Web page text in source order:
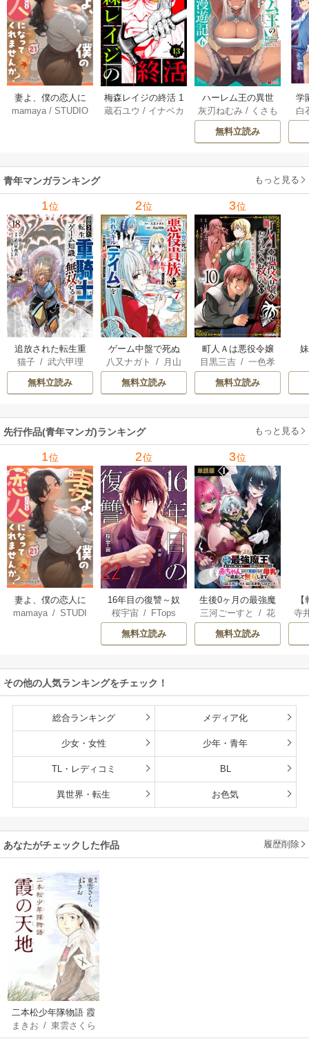
妻よ、僕の恋人に
なってくれません
mamaya/STUDIO
梅森レイジの終活 1
3巻
蔵石ユウ / イナベカ
ハーレム王の異世
界プレス漫遊記 ～
最強無双のおじさ
んはあらゆる種族
ミック） 6巻
灰刃ねむみ / くさも
ち
無料立読み
学
ア
（
白
青年マンガランキング もっと見る
1位
追放された転生重
騎士はゲーム知識
で無双する
猫子/ 武六甲理
じゃいあん
無料立読み
2位
ゲーム中盤で死ぬ
悪役貴族に転生し
たので、外れスキ
ル【テイム】を駆
してみた
八又ナガト /
月山
可也
無料立読み
3位
町人Ａは悪役令嬢
をどうしても救い
たい ～どぶと空
と氷の姫君～
目黒三吉 /一色孝
太郎 / Parum
無料立読み
先行作品(青年マンガ)ランキング もっと見る
1位
妻よ、僕の恋人に
なってくれません
mamaya /STUDI
2位
16年目の復讐～奴
らを地獄に送るま
で
桜宇宙 / FTops
無料立読み
3位
生後0ヶ月の最強魔
王 食べるだけ強
くなるチート能力
持ち転生者だけど
雄たちの母乳で成
三河ごーすと /花
房雪/マップ
無料立読み
解
寺
その他の人気ランキングをチェック！
総合ランキング メディア化
少女・女性 少年・青年
TL・レディコミ BL
異世界・転生 お色気
あなたがチェックした作品 履歴削除
二本松少年隊物語 霞
の天地
まきお / 東雲さくら